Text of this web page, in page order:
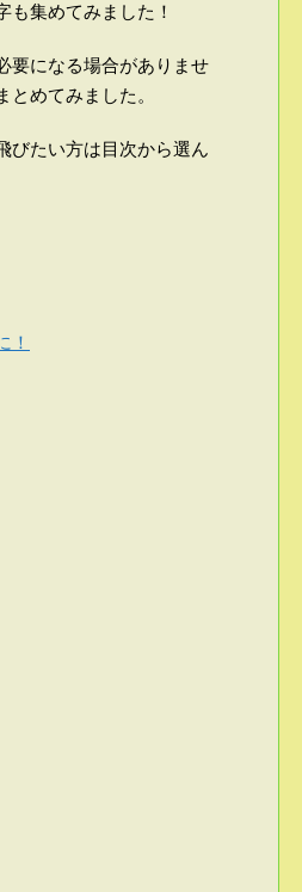
も集めてみました！
要になる場合がありませ
めてみました。
びたい方は目次から選ん
！